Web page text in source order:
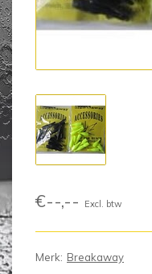
€--,-- Excl. btw
Merk: Breakaway